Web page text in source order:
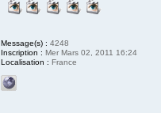
Message(s) : 4248
Inscription : Mer Mars 02, 2011 16:24
Localisation : France